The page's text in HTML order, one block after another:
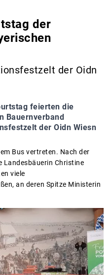
der
der Oidn
feierten die
Bauernverband
der Oidn Wiesn
Bus vertreten. Nach der
Landesbäuerin Christine
viele
an deren Spitze Ministerin